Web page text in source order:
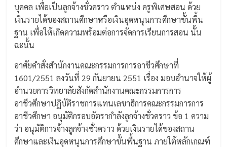
บุคคล เพื่อเป็นลูกจ้างชั่วคราว ตำแหน่ง ครูพิเศษสอน ด้วย
เงินรายได้ของสถานศึกษาหรือเงินอุดหนุนการศึกษาขั้นพื้น
ฐาน เพื่อให้เกิดความพร้อมต่อการจัดการเรียนการสอน นั้น
ฉะนั้น
อาศัยคำสั่งสำนักงานคณะกรรมการการอาชีวศึกษาที่
1601/2551 ลงวันที่ 29 กันยายน 2551 เรื่อง มอบอำนาจให้ผู้
อำนวยการวิทยาลัยสังกัดสำนักงานคณะกรรมการการ
อาชีวศึกษาปฏิบัติราชการแทนเลขาธิการคณะกรรมการการ
อาชีวศึกษา อนุมัติกรอบอัตรากำลังลูกจ้างชั่วคราว ข้อ 1 ความ
ว่า อนุมัติการจ้างลูกจ้างชั่วคราว ด้วยเงินรายได้ของสถาน
ศีกษาและเงินอุดหนุนการศึกษาขั้นพื้นฐาน ภายใต้หลักเกณฑ์